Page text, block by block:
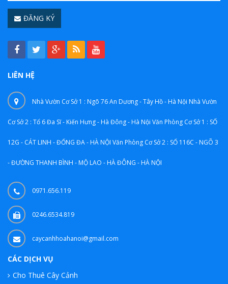
ĐĂNG KÝ
LIÊN HỆ
Nhà Vườn Cơ Sở 1 : Ngõ 76 An Dương - Tây Hồ - Hà Nội Nhà Vườn
Cơ Sở 2 : Tổ 6 Đa Sĩ - Kiến Hưng - Hà Đông - Hà Nội Văn Phòng Cơ Sở 1 : SỐ
12G - CÁT LINH - ĐỐNG ĐA - HÀ NỘI Văn Phòng Cơ Sở 2 : SỐ 116C - NGÕ 3
- ĐƯỜNG THANH BÌNH - MỘ LAO - HÀ ĐÔNG - HÀ NỘI
0971.656.119
0246.6534.819
caycanhhoahanoi@gmail.com
CÁC DỊCH VỤ
Cho Thuê Cây Cảnh